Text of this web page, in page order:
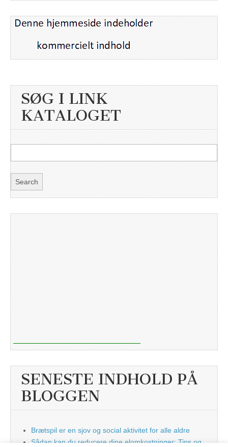
SØG I LINK
KATALOGET
SENESTE INDHOLD PÅ
BLOGGEN
Brætspil er en sjov og social aktivitet for alle aldre
Sådan kan du reducere dine elomkostninger: Tips og